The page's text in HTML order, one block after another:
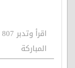
المباركة